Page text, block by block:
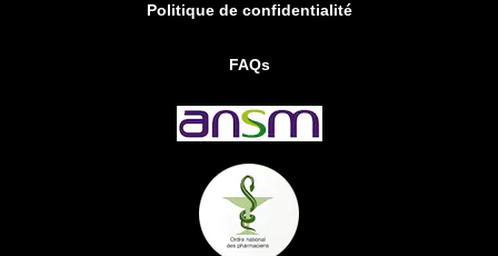
Politique de confidentialité
FAQs